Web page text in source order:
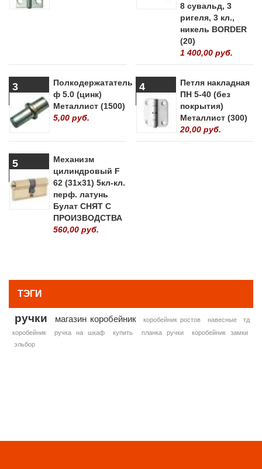
8 сувальд, 3
ригеля, 3 кл.,
никель BORDER
(20)
1 400,00 руб.
3
Полкодержататель
ф 5.0 (цинк)
Металлист (1500)
5,00 руб.
4
Петля накладная
ПН 5-40 (без
покрытия)
Металлист (300)
20,00 руб.
5
Механизм
цилиндровый F
62 (31х31) 5кл-кл.
перф. латунь
Булат СНЯТ С
ПРОИЗВОДСТВА
560,00 руб.
ТЭГИ
ручки магазин коробейник коробейник ростов навесные
тд
коробейник
ручка на шкаф купить планка ручки
коробейник замки
эльбор